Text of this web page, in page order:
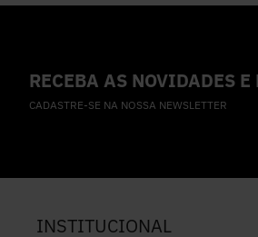
RECEBA AS NOVIDADES
CADASTRE-SE NA NOSSA NEWSLETTER
INSTITUCIONAL